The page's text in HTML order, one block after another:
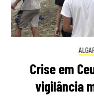
Crise em
vigilância